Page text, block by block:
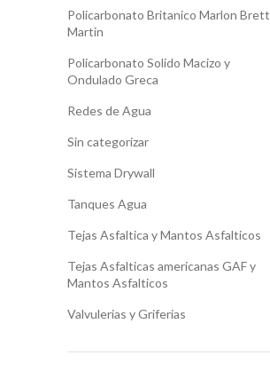
Policarbonato Britanico Marlon Brett
Martin
Policarbonato Solido Macizo y
Ondulado Greca
Redes de Agua
Sin categorizar
Sistema Drywall
Tanques Agua
Tejas Asfaltica y Mantos Asfalticos
Tejas Asfalticas americanas GAF y
Mantos Asfalticos
Valvulerias y Griferias